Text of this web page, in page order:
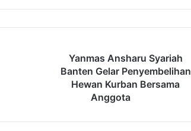
Yanmas Ansharu Syariah
Banten Gelar Penyembelihan
Hewan Kurban Bersama
Anggota